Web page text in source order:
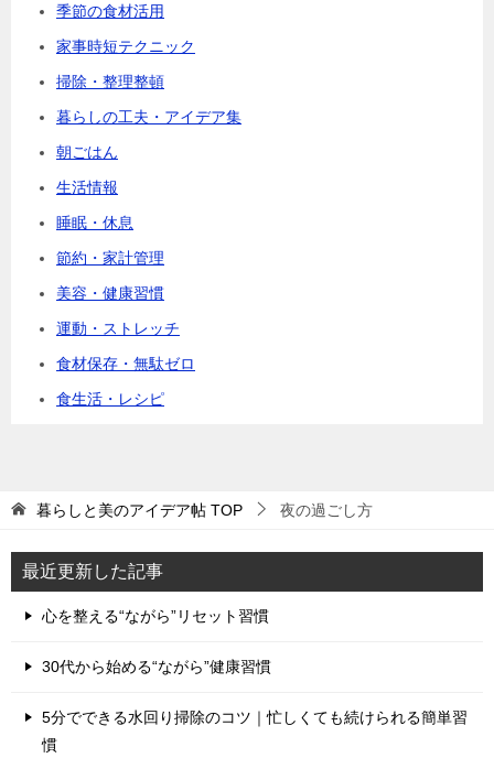
季節の食材活用
家事時短テクニック
掃除・整理整頓
暮らしの工夫・アイデア集
朝ごはん
生活情報
睡眠・休息
節約・家計管理
美容・健康習慣
運動・ストレッチ
食材保存・無駄ゼロ
食生活・レシピ
暮らしと美のアイデア帖 TOP 夜の過ごし方
最近更新した記事
心を整える“ながら”リセット習慣
30代から始める“ながら”健康習慣
5分でできる水回り掃除のコツ｜忙しくても続けられる簡単習
慣